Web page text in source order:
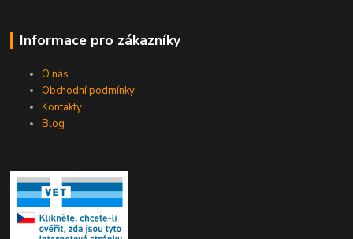
Informace pro zákazníky
O nás
Obchodní podmínky
Kontakty
Blog